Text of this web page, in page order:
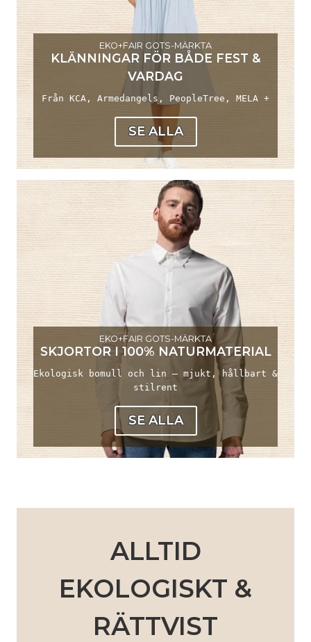
EKO+FAIR GOTS-MÄRKTA
KLÄNNINGAR FÖR BÅDE FEST &
VARDAG
Från KCA, Armedangels, PeopleTree, MELA +
SE ALLA
EKO+FAIR GOTS-MÄRKTA
SKJORTOR I 100% NATURMATERIAL
Ekologisk bomull och lin – mjukt, hållbart &
stilrent
SE ALLA
ALLTID
EKOLOGISKT &
RÄTTVIST